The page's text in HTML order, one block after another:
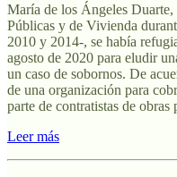
María de los Ángeles
Públicas y de Vivienda
2010 y 2014-, se había
agosto de 2020 para eludir
un caso de sobornos. De
de una organización para
parte de contratistas de obras
Leer más